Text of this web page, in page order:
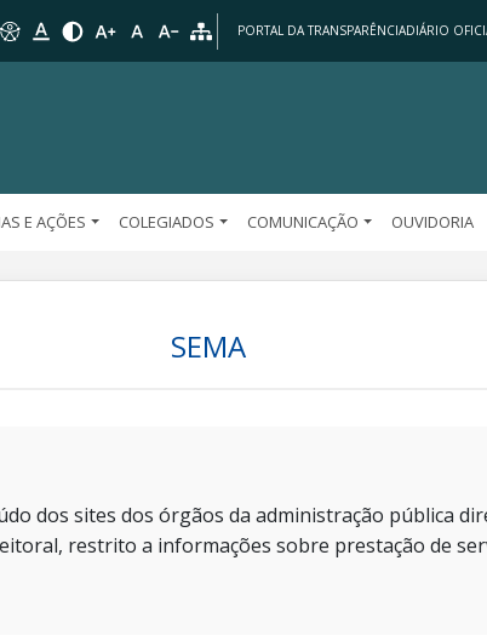
PORTAL DA TRANSPARÊNCIADIÁRIO
E AÇÕES COLEGIADOS COMUNICAÇÃO OUVIDORIA
SEMA
dos sites dos órgãos da administração pública
restrito a informações sobre prestação de